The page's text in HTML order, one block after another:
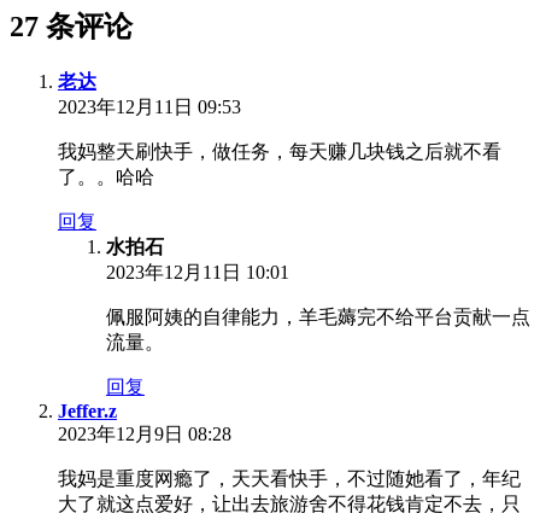
27 条评论
老达
2023年12月11日 09:53
我妈整天刷快手，做任务，每天赚几块钱之后就不看
了。。哈哈
回复
水拍石
2023年12月11日 10:01
佩服阿姨的自律能力，羊毛薅完不给平台贡献一点
流量。
回复
Jeffer.z
2023年12月9日 08:28
我妈是重度网瘾了，天天看快手，不过随她看了，年纪
大了就这点爱好，让出去旅游舍不得花钱肯定不去，只